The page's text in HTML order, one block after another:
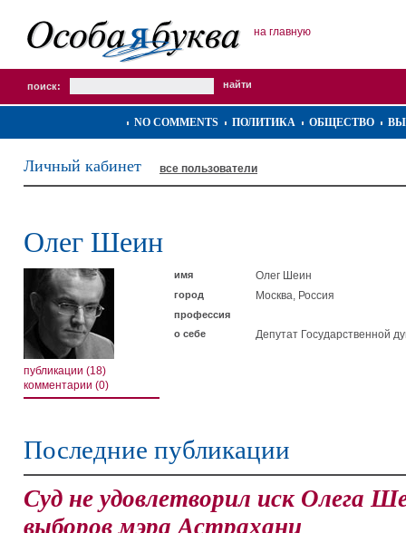
на главную
поиск:
NO COMMENTS ПОЛИТИКА ОБЩЕСТВО
Личный кабинет все пользователи
Олег Шеин
публикации (18)
комментарии (0)
имя Олег Шеин
город Москва, Россия
профессия
о себе
Депутат Государственной
Последние публикации
Суд не удовлетворил иск Олега
выборов мэра Астрахани